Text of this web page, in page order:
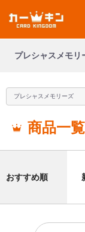
プレシャスメモリ
商品一覧
おすすめ順